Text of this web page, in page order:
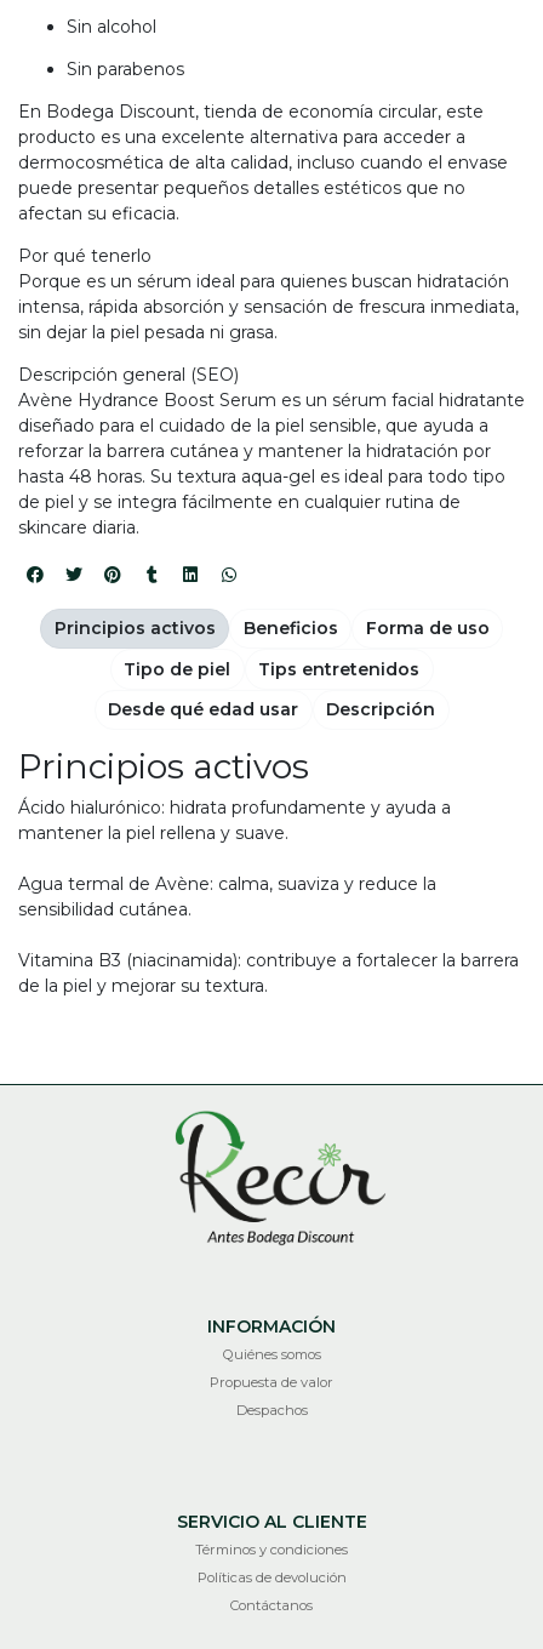
Sin alcohol
Sin parabenos
En Bodega Discount, tienda de economía circular, este
producto es una excelente alternativa para acceder a
dermocosmética de alta calidad, incluso cuando el envase
puede presentar pequeños detalles estéticos que no
afectan su eficacia.
Por qué tenerlo
Porque es un sérum ideal para quienes buscan hidratación
intensa, rápida absorción y sensación de frescura inmediata,
sin dejar la piel pesada ni grasa.
Descripción general (SEO)
Avène Hydrance Boost Serum es un sérum facial hidratante
diseñado para el cuidado de la piel sensible, que ayuda a
reforzar la barrera cutánea y mantener la hidratación por
hasta 48 horas. Su textura aqua-gel es ideal para todo tipo
de piel y se integra fácilmente en cualquier rutina de
skincare diaria.
Principios activos
Ácido hialurónico: hidrata profundamente y ayuda a
mantener la piel rellena y suave.
Agua termal de Avène: calma, suaviza y reduce la
sensibilidad cutánea.
Vitamina B3 (niacinamida): contribuye a fortalecer la barrera
de la piel y mejorar su textura.
Principios activos Beneficios
Forma de uso
Tipo de piel
Tips entretenidos
Desde qué edad usar
Descripción
INFORMACIÓN
Quiénes somos
Propuesta de valor
Despachos
SERVICIO AL CLIENTE
Términos y condiciones
Políticas de devolución
Contáctanos